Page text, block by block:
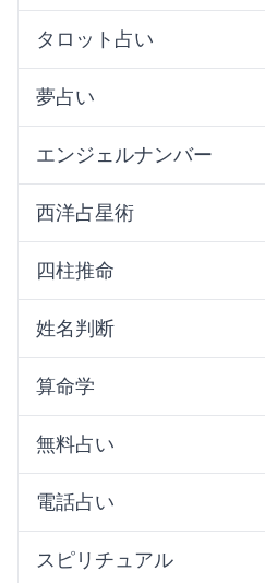
タロット占い
夢占い
エンジェルナンバー
西洋占星術
四柱推命
姓名判断
算命学
無料占い
電話占い
スピリチュアル